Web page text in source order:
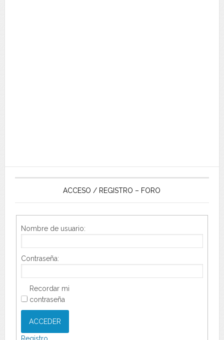
ACCESO / REGISTRO – FORO
Nombre de usuario:
Contraseña:
Recordar mi
contraseña
ACCEDER